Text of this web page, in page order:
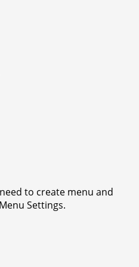
to create menu and
Settings.